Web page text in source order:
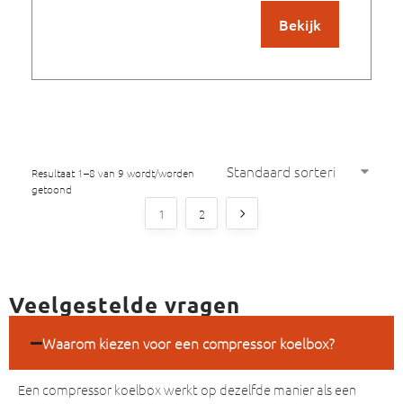
Bekijk
Resultaat 1–8 van 9 wordt/worden
getoond
1 2
Veelgestelde vragen
Waarom kiezen voor een compressor koelbox?
Een compressor koelbox werkt op dezelfde manier als een